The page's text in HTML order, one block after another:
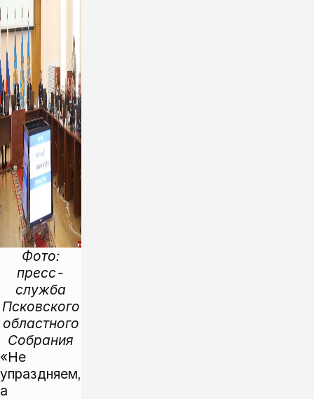
Фото:
пресс-
служба
Псковского
областного
Собрания
«Не
упраздняем,
а